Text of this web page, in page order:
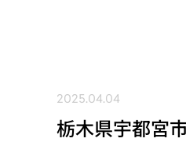
2025.04.04
栃木県宇都宮